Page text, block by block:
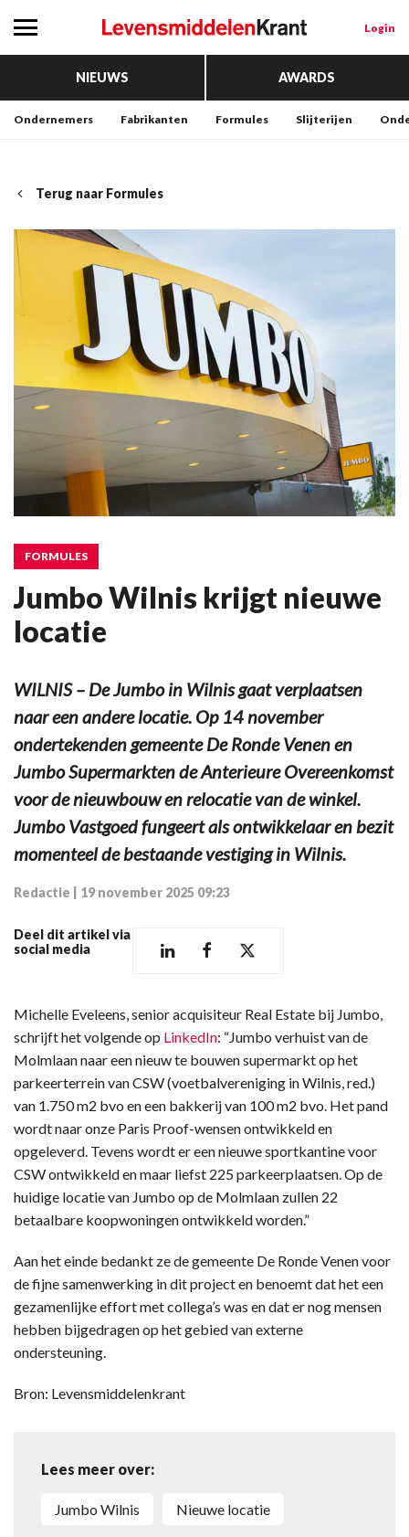
Login
NIEUWS AWARDS
Ondernemers Fabrikanten Formules Slijterijen
Terug naar Formules
FORMULES
Jumbo Wilnis krijgt nieuwe
locatie
WILNIS – De Jumbo in Wilnis gaat verplaatsen
naar een andere locatie. Op 14 november
ondertekenden gemeente De Ronde Venen en
Jumbo Supermarkten de Anterieure Overeenkomst
voor de nieuwbouw en relocatie van de winkel.
Jumbo Vastgoed fungeert als ontwikkelaar en bezit
momenteel de bestaande vestiging in Wilnis.
Redactie 19 november 2025 09:23
Deel dit artikel via
social media
Michelle Eveleens, senior acquisiteur Real Estate bij Jumbo,
schrijft het volgende op LinkedIn: “Jumbo verhuist van de
Molmlaan naar een nieuw te bouwen supermarkt op het
parkeerterrein van CSW (voetbalvereniging in Wilnis, red.)
van 1.750 m2 bvo en een bakkerij van 100 m2 bvo. Het pand
wordt naar onze Paris Proof-wensen ontwikkeld en
opgeleverd. Tevens wordt er een nieuwe sportkantine voor
CSW ontwikkeld en maar liefst 225 parkeerplaatsen. Op de
huidige locatie van Jumbo op de Molmlaan zullen 22
betaalbare koopwoningen ontwikkeld worden.”
Aan het einde bedankt ze de gemeente De Ronde Venen voor
de fijne samenwerking in dit project en benoemt dat het een
gezamenlijke effort met collega’s was en dat er nog mensen
hebben bijgedragen op het gebied van externe
ondersteuning.
Bron: Levensmiddelenkrant
Lees meer over:
Jumbo Wilnis Nieuwe locatie